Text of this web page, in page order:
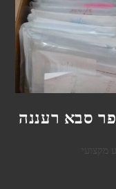
סבא רעננה